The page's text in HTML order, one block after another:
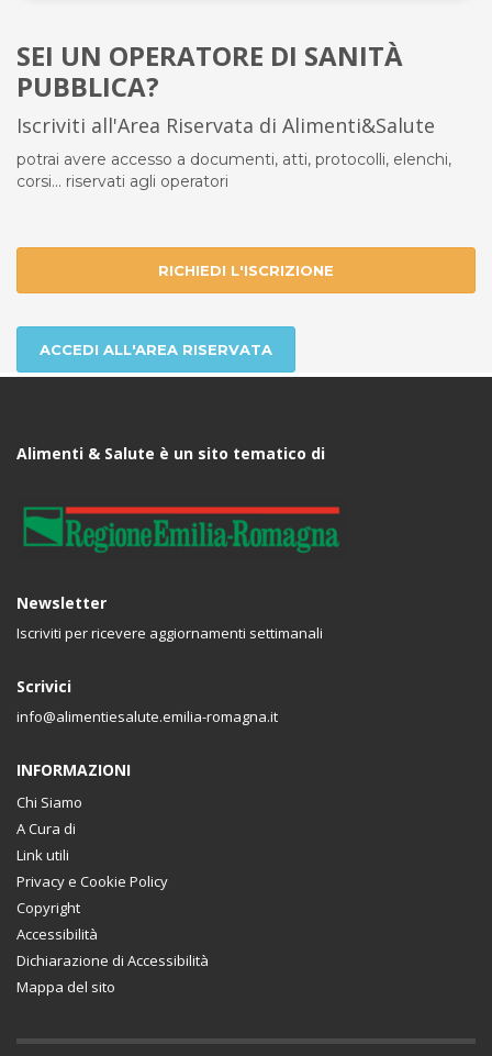
SEI UN OPERATORE DI SANITÀ
PUBBLICA?
Iscriviti all'Area Riservata di Alimenti&Salute
potrai avere accesso a documenti, atti, protocolli, elenchi,
corsi... riservati agli operatori
RICHIEDI L'ISCRIZIONE
ACCEDI ALL'AREA RISERVATA
Alimenti & Salute è un sito tematico di
Newsletter
Iscriviti per ricevere aggiornamenti settimanali
Scrivici
info@alimentiesalute.emilia-romagna.it
INFORMAZIONI
Chi Siamo
A Cura di
Link utili
Privacy e Cookie Policy
Copyright
Accessibilità
Dichiarazione di Accessibilità
Mappa del sito